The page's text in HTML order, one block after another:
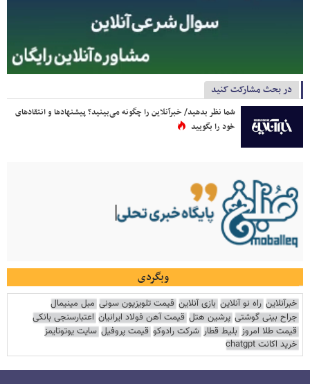
در بحث مشارکت کنید
شما نظر بدهید/ خبرآنلاین را چگونه می‌بینید؟ پیشنهادها و انتقادهای
خود را بگویید
وبگردی
خبرآنلاین راه نو آنلاین بازی آنلاین قیمت تلویزیون سونی مبل مینیمال
جراح بینی گوشتی پرشین هتل قیمت آهن فولاد ایرانیان اعتبارسنجی بانکی
قیمت طلا امروز بلیط قطار شرکت رادوکو قیمت پروفیل سایت یوتوتایمز
خرید اکانت chatgpt